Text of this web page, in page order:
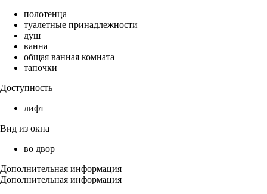
полотенца
туалетные принадлежности
душ
ванна
общая ванная комната
тапочки
Доступность
лифт
Вид из окна
во двор
Дополнительная информация
Дополнительная информация